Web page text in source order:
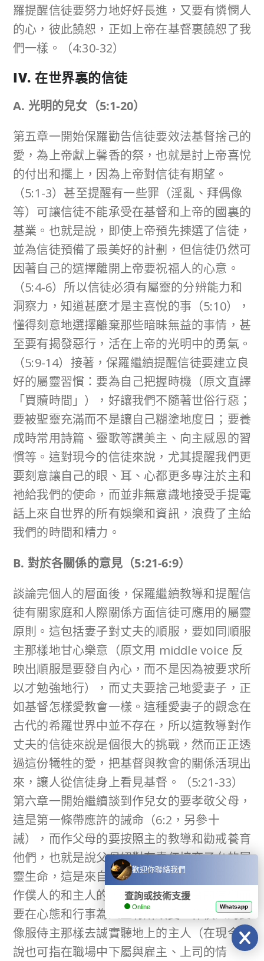
羅提醒信徒要努力地好好長進，又要有憐憫人
的心，彼此饒恕，正如上帝在基督裏饒恕了我
們一樣。（4:30-32）
IV. 在世界裏的信徒
A. 光明的兒女（5:1-20）
第五章一開始保羅勸告信徒要效法基督捨己的
愛，為上帝獻上馨香的祭，也就是討上帝喜悅
的付出和擺上，因為上帝對信徒有期望。
（5:1-3）甚至提醒有一些罪（淫亂、拜偶像
等）可讓信徒不能承受在基督和上帝的國裏的
基業。也就是說，即使上帝預先揀選了信徒，
並為信徒預備了最美好的計劃，但信徒仍然可
因著自己的選擇離開上帝要祝福人的心意。
（5:4-6）所以信徒必須有屬靈的分辨能力和
洞察力，知道甚麼才是主喜悅的事（5:10），
懂得刻意地選擇離棄那些暗昧無益的事情，甚
至要有揭發惡行，活在上帝的光明中的勇氣。
（5:9-14）接著，保羅繼續提醒信徒要建立良
好的屬靈習慣：要為自己把握時機（原文直譯
「買贖時間」），好讓我們不隨著世俗行惡；
要被聖靈充滿而不是讓自己糊塗地度日；要養
成時常用詩篇、靈歌等讚美主、向主感恩的習
慣等。這對現今的信徒來說，尤其提醒我們更
要刻意讓自己的眼、耳、心都更多專注於主和
祂給我們的使命，而並非無意識地接受手提電
話上來自世界的所有娛樂和資訊，浪費了主給
我們的時間和精力。
B. 對於各關係的意見（5:21-6:9）
談論完個人的層面後，保羅繼續教導和提醒信
徒有關家庭和人際關係方面信徒可應用的屬靈
原則。這包括妻子對丈夫的順服，要如同順服
主那樣地甘心樂意（原文用 middle voice 反
映出順服是要發自內心，而不是因為被要求所
以才勉強地行），而丈夫要捨己地愛妻子，正
如基督怎樣愛教會一樣。這種愛妻子的觀念在
古代的希羅世界中並不存在，所以這教導對作
丈夫的信徒來說是個很大的挑戰，然而正正透
過這份犧牲的愛，把基督與教會的關係活現出
來，讓人從信徒身上看見基督。（5:21-33）
第六章一開始繼續談到作兒女的要孝敬父母，
這是第一條帶應許的誡命（6:2，另參十
誡），而作父母的要按照主的教導和勸戒養育
他們，也就是說父母絕對有責任培育子女的屬
靈生命，這是來自上帝對父母的召命。另外，
作僕人的和主人的，都同時因著基督的信仰而
要在心態和行事為人上有所改變：作僕人的要
像服侍主那樣去誠實聽地上的主人（在現今來
說也可指在職場中下屬與雇主、上司的情
歡迎你聯絡我們
查詢或技術支援
Online Whatsapp